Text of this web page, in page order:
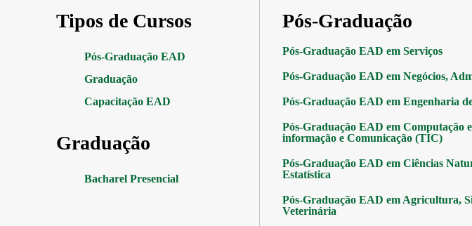
Tipos de Cursos
Pós-Graduação EAD
Graduação
Capacitação EAD
Graduação
Bacharel Presencial
Pós-Graduação
Pós-Graduação EAD em Serviços
Pós-Graduação EAD em Negócios,
Pós-Graduação EAD em Engenharia
Pós-Graduação EAD em Computação
informação e Comunicação (TIC)
Pós-Graduação EAD em Ciências
Estatística
Pós-Graduação EAD em Agricultura,
Veterinária